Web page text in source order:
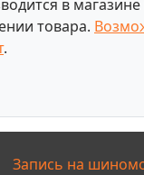
в
товара.
.
Запись на